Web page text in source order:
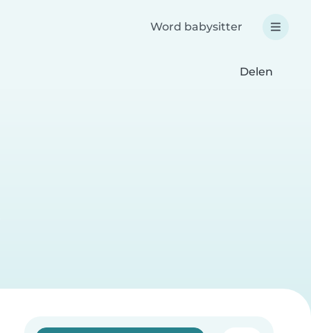
Word babysitter
Delen